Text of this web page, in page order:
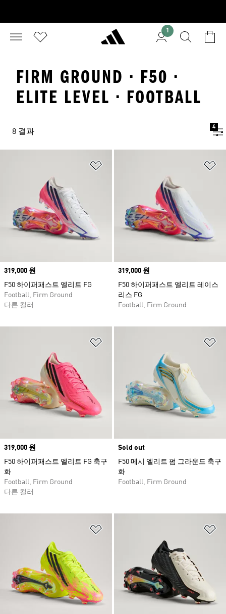
1
FIRM GROUND · F50 ·
ELITE LEVEL · FOOTBALL
8 결과
4
Price
319,000 원
F50 하이퍼패스트 엘리트 FG
Football, Firm Ground
다른 컬러
Price
319,000 원
F50 하이퍼패스트 엘리트 레이스
리스 FG
Football, Firm Ground
Price
319,000 원
F50 하이퍼패스트 엘리트 FG 축구
화
Football, Firm Ground
다른 컬러
Sold out
F50 메시 엘리트 펌 그라운드 축구
화
Football, Firm Ground